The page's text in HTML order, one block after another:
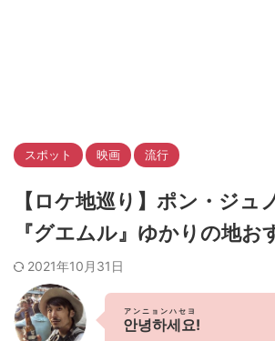
スポット 映画 流行
【ロケ地巡り】ポン・ジュ
『グエムル』ゆかりの地お
2021年10月31日
안녕하세요
アンニョンハセヨ
!